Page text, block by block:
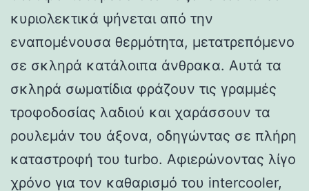
κυριολεκτικά ψήνεται από την
εναπομένουσα θερμότητα, μετατρεπόμενο
σε σκληρά κατάλοιπα άνθρακα. Αυτά τα
σκληρά σωματίδια φράζουν τις γραμμές
τροφοδοσίας λαδιού και χαράσσουν τα
ρουλεμάν του άξονα, οδηγώντας σε πλήρη
καταστροφή του turbo. Αφιερώνοντας λίγο
χρόνο για τον καθαρισμό του intercooler,